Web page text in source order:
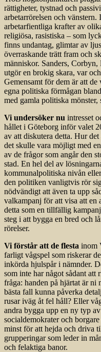
rättigheter, tystnad och
arbetarrörelsen och vänstern.
arbetarfientliga krafter av
religiösa, rasistiska – som
finns undantag, glimtar av
överraskande trätt fram och
människor. Sanders, Corbyn,
utgör en brokig skara, var
Gemensamt för dem är att
egna politiska förmågan
med gamla politiska mönster,
Vi undersöker nu intresset
hållet i Göteborg inför valet
av att diskutera detta. Hur
det skulle vara möjligt med
av de frågor som angår den
stad. En hel del av
kommunalpolitiska nivån
den politiken vanligtvis rör
nödvändigt att även ta upp
valkampanj för att visa att
detta som en tillfällig
steg i att bygga en bred och
rörelser.
Vi förstår att de flesta inom
farligt vågspel som riskerar
inkörda hjulspår i nämnder.
som inte har något sådant
fråga: handen på hjärtat är
bästa fall kunna påverka
rusar iväg åt fel håll? Eller
andra bygga upp en ny typ
socialdemokrater och
minst för att hejda och driva
grupperingar som leder in
och felaktiga banor.